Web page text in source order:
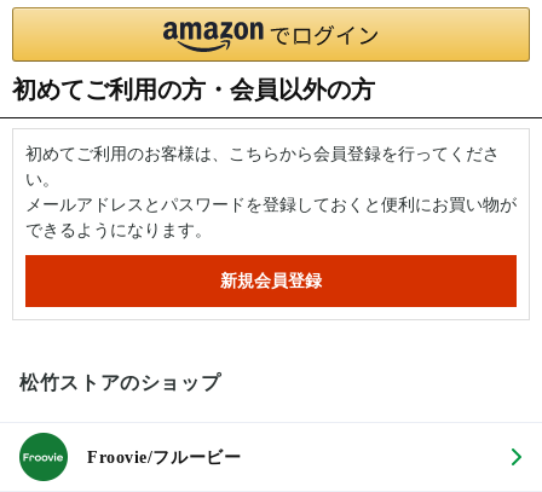
初めてご利用の方・会員以外の方
初めてご利用のお客様は、こちらから会員登録を行ってくださ
い。
メールアドレスとパスワードを登録しておくと便利にお買い物が
できるようになります。
松竹ストアのショップ
Froovie/フルービー